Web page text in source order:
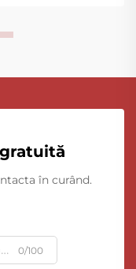
în curând.
0/100